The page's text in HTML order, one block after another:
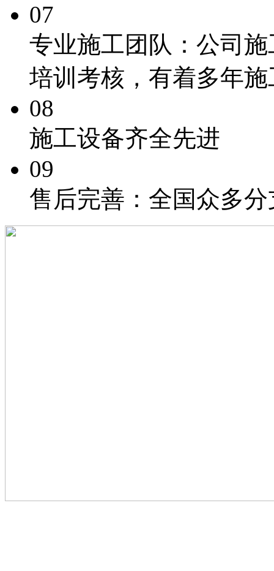
07
专业施工团队： 公司
培训考核，有着多年
08
施工设备齐全先进
09
售后完善： 全国众多